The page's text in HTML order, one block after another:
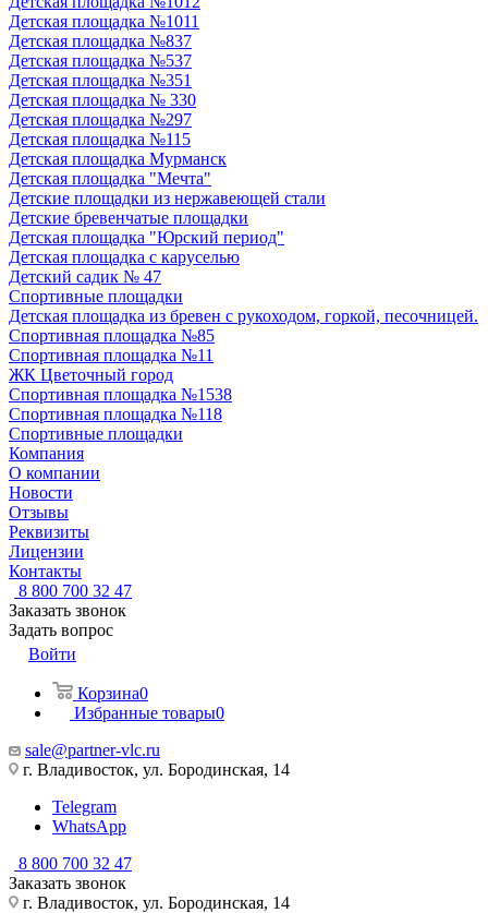
Детская площадка №1011
Детская площадка №837
Детская площадка №537
Детская площадка №351
Детская площадка № 330
Детская площадка №297
Детская площадка №115
Детская площадка Мурманск
Детская площадка "Мечта"
Детские площадки из нержавеющей стали
Детские бревенчатые площадки
Детская площадка "Юрский период"
Детская площадка с каруселью
Детский садик № 47
Спортивные площадки
Детская площадка из бревен с рукоходом, горкой, песочницей.
Спортивная площадка №85
Спортивная площадка №11
ЖК Цветочный город
Спортивная площадка №1538
Спортивная площадка №118
Спортивные площадки
Компания
О компании
Новости
Отзывы
Реквизиты
Лицензии
Контакты
8 800 700 32 47
Заказать звонок
Задать вопрос
Войти
Корзина0
Избранные товары0
sale@partner-vlc.ru
г. Владивосток, ул. Бородинская, 14
Telegram
WhatsApp
8 800 700 32 47
Заказать звонок
г. Владивосток, ул. Бородинская, 14